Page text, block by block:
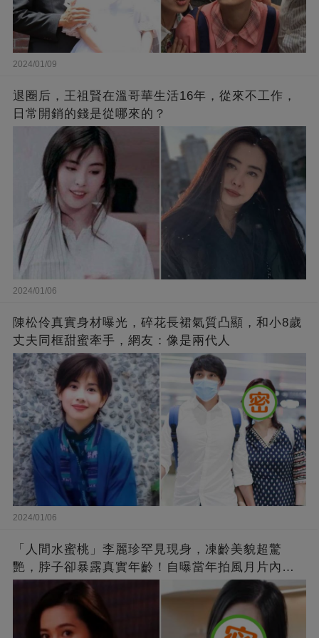
2024/01/09
退圈后，王祖賢在溫哥華生活16年，從來不工作，
日常開銷的錢是從哪來的？
2024/01/06
陳松伶真實身材曝光，碎花長裙氣質凸顯，和小8歲
丈夫同框甜蜜牽手，網友：像是兩代人
2024/01/06
「人間水蜜桃」李麗珍罕見現身，凍齡美貌超驚
艷，脖子卻暴露真實年齡！自曝當年拍風月片內
幕，竟是因為「玉女當久了」？